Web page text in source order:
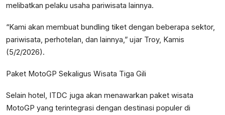
melibatkan pelaku usaha pariwisata lainnya.
“Kami akan membuat bundling tiket dengan beberapa sektor,
pariwisata, perhotelan, dan lainnya,” ujar Troy, Kamis
(5/2/2026).
Paket MotoGP Sekaligus Wisata Tiga Gili
Selain hotel, ITDC juga akan menawarkan paket wisata
MotoGP yang terintegrasi dengan destinasi populer di